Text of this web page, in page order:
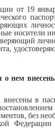
от 19
носители
нем
внесены в
без